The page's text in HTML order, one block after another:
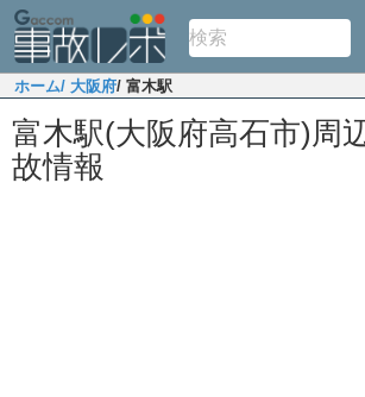
ホーム/ 大阪府/ 富木駅
富木駅(大阪府高石市)周
故情報